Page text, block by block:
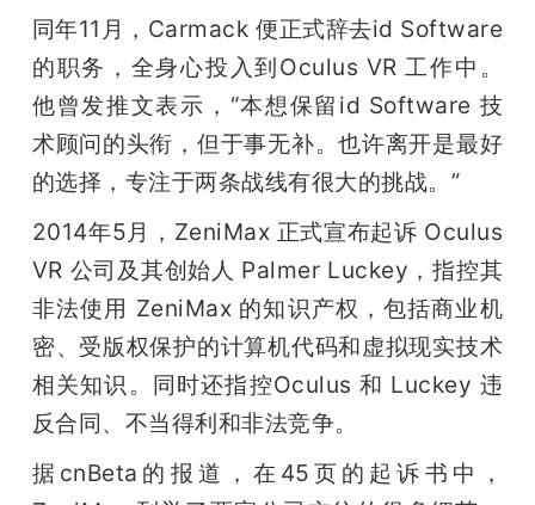
同年11月，Carmack 便正式辞去id Software
的职务，全身心投入到Oculus VR 工作中。
他曾发推文表示，“本想保留id Software 技
术顾问的头衔，但于事无补。也许离开是最好
的选择，专注于两条战线有很大的挑战。”
2014年5月，ZeniMax 正式宣布起诉 Oculus
VR 公司及其创始人 Palmer Luckey，指控其
非法使用 ZeniMax 的知识产权，包括商业机
密、受版权保护的计算机代码和虚拟现实技术
相关知识。同时还指控Oculus 和 Luckey 违
反合同、不当得利和非法竞争。
据cnBeta的报道，在45页的起诉书中，